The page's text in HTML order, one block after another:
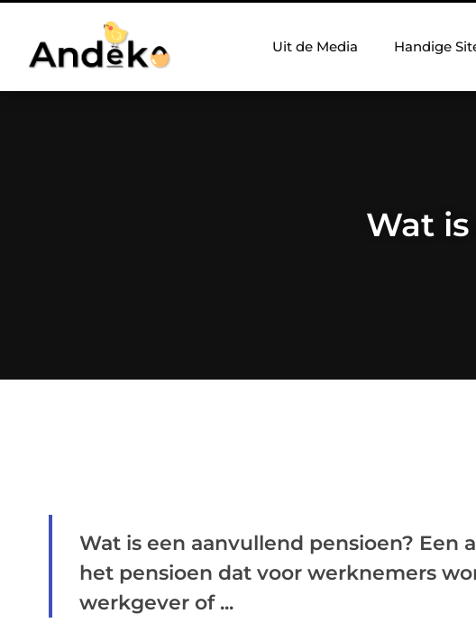
Uit de Media Handige
Wat
Wat is een aanvullend pensioen? Een
het pensioen dat voor werknemers
werkgever of ...